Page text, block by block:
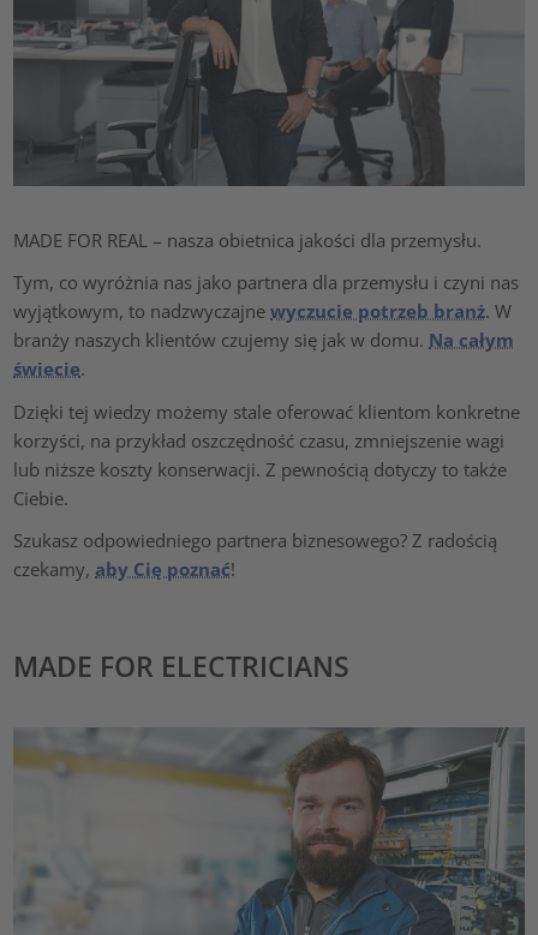
MADE FOR REAL – nasza obietnica jakości dla przemysłu.
Tym, co wyróżnia nas jako partnera dla przemysłu i czyni nas
wyjątkowym, to nadzwyczajnewyczucie potrzeb branż. W
branży naszych klientów czujemy się jak w domu. Na całym
świecie.
Dzięki tej wiedzy możemy stale oferować klientom konkretne
korzyści, na przykład oszczędność czasu, zmniejszenie wagi
lub niższe koszty konserwacji. Z pewnością dotyczy to także
Ciebie.
Szukasz odpowiedniego partnera biznesowego? Z radością
czekamy, aby Cię poznać!
MADE FOR ELECTRICIANS